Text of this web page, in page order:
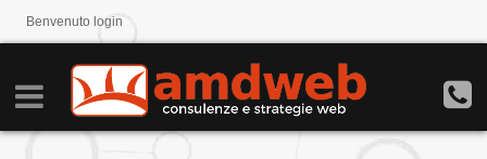
Benvenuto login